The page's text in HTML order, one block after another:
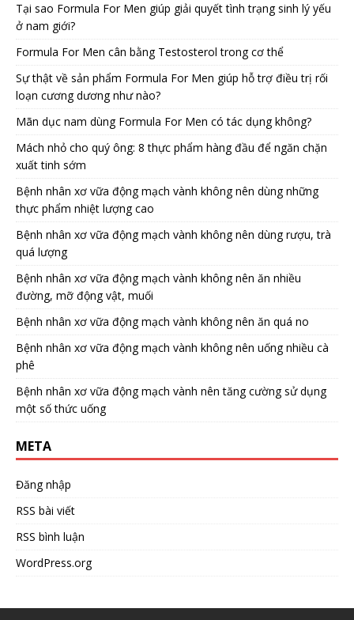
Tại sao Formula For Men giúp giải quyết tình trạng sinh lý yếu
ở nam giới?
Formula For Men cân bằng Testosterol trong cơ thể
Sự thật về sản phẩm Formula For Men giúp hỗ trợ điều trị rối
loạn cương dương như nào?
Mãn dục nam dùng Formula For Men có tác dụng không?
Mách nhỏ cho quý ông: 8 thực phẩm hàng đầu để ngăn chặn
xuất tinh sớm
Bệnh nhân xơ vữa động mạch vành không nên dùng những
thực phẩm nhiệt lượng cao
Bệnh nhân xơ vữa động mạch vành không nên dùng rượu, trà
quá lượng
Bệnh nhân xơ vữa động mạch vành không nên ăn nhiều
đường, mỡ động vật, muối
Bệnh nhân xơ vữa động mạch vành không nên ăn quá no
Bệnh nhân xơ vữa động mạch vành không nên uống nhiều cà
phê
Bệnh nhân xơ vữa động mạch vành nên tăng cường sử dụng
một số thức uống
META
Đăng nhập
RSS bài viết
RSS bình luận
WordPress.org